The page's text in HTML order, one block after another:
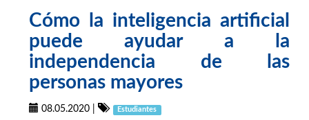
Cómo la inteligencia artificial
puede ayudar a la
independencia de las
personas mayores
08.05.2020 Estudiantes